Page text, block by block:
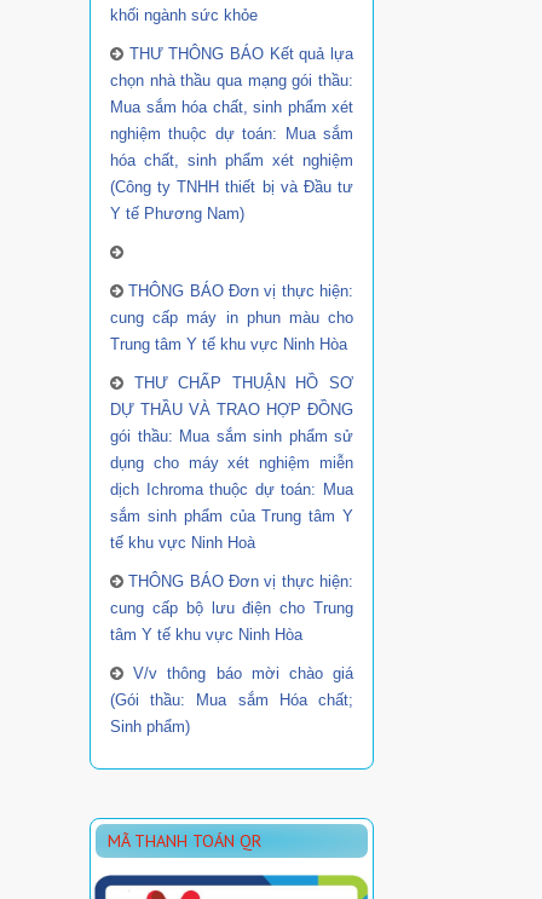
khối ngành sức khỏe
THƯ THÔNG BÁO Kết quả lựa
chọn nhà thầu qua mạng gói thầu:
Mua sắm hóa chất, sinh phẩm xét
nghiệm thuộc dự toán: Mua sắm
hóa chất, sinh phẩm xét nghiệm
(Công ty TNHH thiết bị và Đầu tư
Y tế Phương Nam)
THÔNG BÁO Đơn vị thực hiện:
cung cấp máy in phun màu cho
Trung tâm Y tế khu vực Ninh Hòa
THƯ CHẤP THUẬN HỒ SƠ
DỰ THẦU VÀ TRAO HỢP ĐỒNG
gói thầu: Mua sắm sinh phẩm sử
dụng cho máy xét nghiệm miễn
dịch Ichroma thuộc dự toán: Mua
sắm sinh phẩm của Trung tâm Y
tế khu vực Ninh Hoà
THÔNG BÁO Đơn vị thực hiện:
cung cấp bộ lưu điện cho Trung
tâm Y tế khu vực Ninh Hòa
V/v thông báo mời chào giá
(Gói thầu: Mua sắm Hóa chất;
Sinh phẩm)
MÃ THANH TOÁN QR